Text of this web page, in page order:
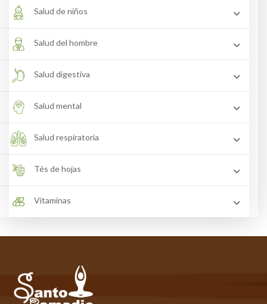
Salud de niños
Salud del hombre
Salud digestiva
Salud mental
Salud respiratoria
Tés de hojas
Vitaminas